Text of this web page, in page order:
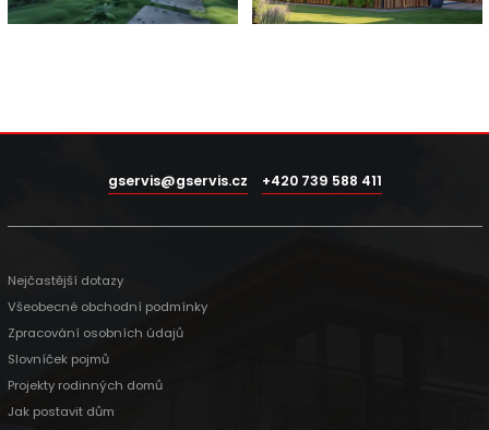
gservis@gservis.cz +420 739 588 411
Nejčastější dotazy
Všeobecné obchodní podmínky
Zpracování osobních údajů
Slovníček pojmů
Projekty rodinných domů
Jak postavit dům